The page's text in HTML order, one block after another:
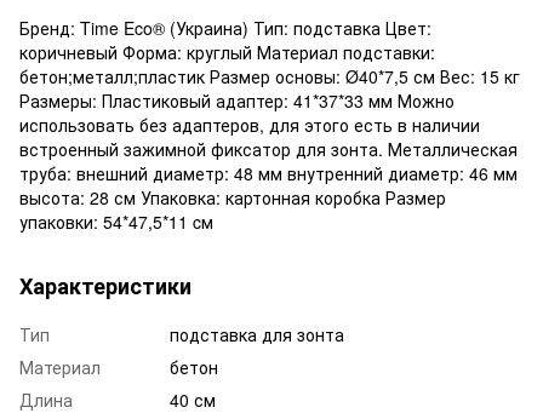
Бренд: Time Eco® (Украина) Тип: подставка Цвет:
коричневый Форма: круглый Материал подставки:
бетон;металл;пластик Размер основы: Ø40*7,5 см Вес: 15 кг
Размеры: Пластиковый адаптер: 41*37*33 мм Можно
использовать без адаптеров, для этого есть в наличии
встроенный зажимной фиксатор для зонта. Металлическая
труба: внешний диаметр: 48 мм внутренний диаметр: 46 мм
высота: 28 см Упаковка: картонная коробка Размер
упаковки: 54*47,5*11 cм
Характеристики
Тип
подставка для зонта
Материал
бетон
Длина
40 см